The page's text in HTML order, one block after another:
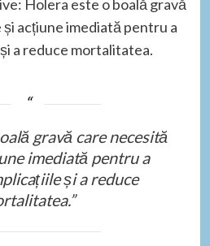
Holera este o boală gravă
acțiune imediată pentru a
a reduce mortalitatea.
gravă care necesită
imediată pentru a
și a reduce